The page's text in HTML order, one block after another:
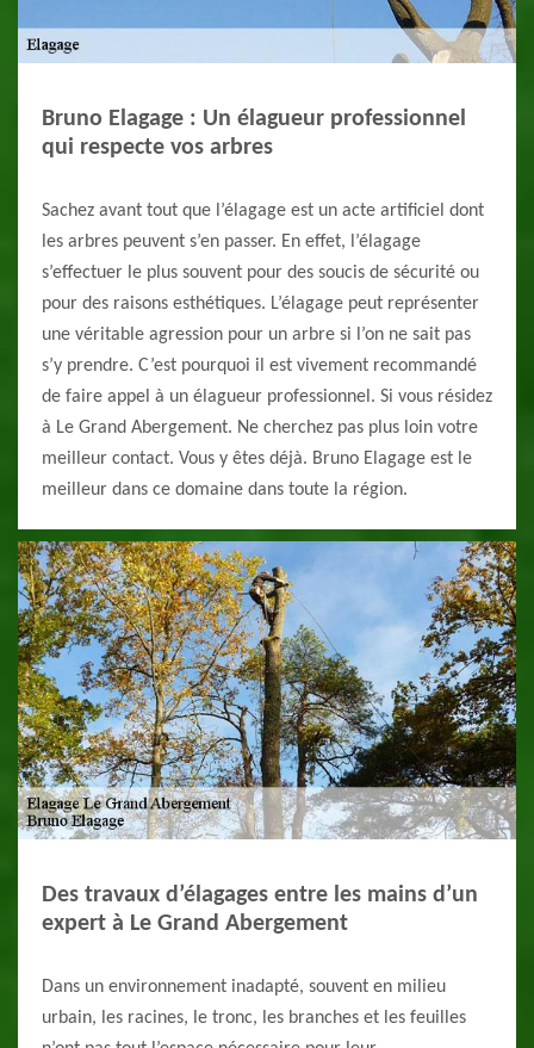
Bruno Elagage : Un élagueur professionnel
qui respecte vos arbres
Sachez avant tout que l’élagage est un acte artificiel dont
les arbres peuvent s’en passer. En effet, l’élagage
s’effectuer le plus souvent pour des soucis de sécurité ou
pour des raisons esthétiques. L’élagage peut représenter
une véritable agression pour un arbre si l’on ne sait pas
s’y prendre. C’est pourquoi il est vivement recommandé
de faire appel à un élagueur professionnel. Si vous résidez
à Le Grand Abergement. Ne cherchez pas plus loin votre
meilleur contact. Vous y êtes déjà. Bruno Elagage est le
meilleur dans ce domaine dans toute la région.
Des travaux d’élagages entre les mains d’un
expert à Le Grand Abergement
Dans un environnement inadapté, souvent en milieu
urbain, les racines, le tronc, les branches et les feuilles